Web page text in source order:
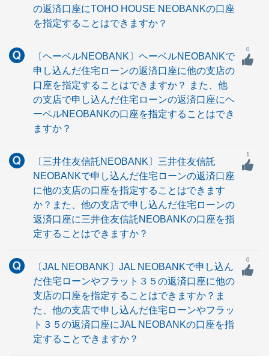
の返済口座にTOHO HOUSE NEOBANKの口座
を指定することはできますか？
〔ヘーベルNEOBANK〕ヘーベルNEOBANKで
申し込んだ住宅ローンの返済口座に他の支店の
口座を指定することはできますか？ また、他
の支店で申し込んだ住宅ローンの返済口座にヘ
ーベルNEOBANKの口座を指定することはでき
ますか？
0
〔三井住友信託NEOBANK〕三井住友信託
NEOBANKで申し込んだ住宅ローンの返済口座
に他の支店の口座を指定することはできます
か？また、他の支店で申し込んだ住宅ローンの
返済口座に三井住友信託NEOBANKの口座を指
定することはできますか？
1
〔JAL NEOBANK〕JAL NEOBANKで申し込ん
だ住宅ローンやフラット３５の返済口座に他の
支店の口座を指定することはできますか？ま
た、他の支店で申し込んだ住宅ローンやフラッ
ト３５の返済口座にJAL NEOBANKの口座を指
定することできますか？
0